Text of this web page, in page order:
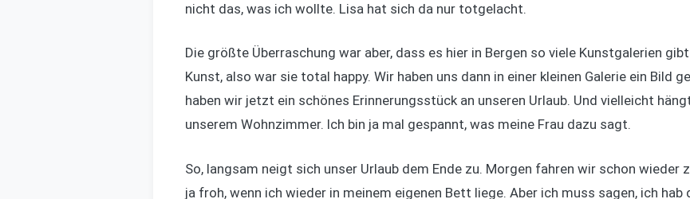
nicht das, was ich wollte. Lisa hat sich da nur totgelacht.
Die größte Überraschung war aber, dass es hier in Bergen so viele Kunstgalerien
Kunst, also war sie total happy. Wir haben uns dann in einer kleinen Galerie ein Bild
haben wir jetzt ein schönes Erinnerungsstück an unseren Urlaub. Und vielleicht
unserem Wohnzimmer. Ich bin ja mal gespannt, was meine Frau dazu sagt.
So, langsam neigt sich unser Urlaub dem Ende zu. Morgen fahren wir schon wieder
ja froh, wenn ich wieder in meinem eigenen Bett liege. Aber ich muss sagen, ich